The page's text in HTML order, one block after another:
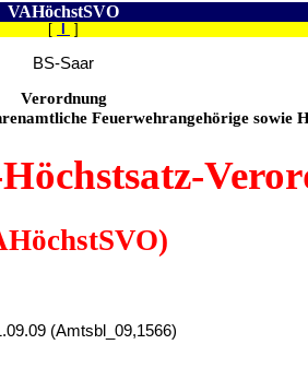
VAHöchstSVO
[ ]
BS-Saar
Verordnung
Feuerwehrangehörige sowie
(Amtsbl_09,1566)